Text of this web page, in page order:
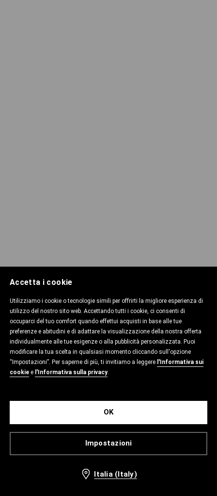
Accetta i cookie
Utilizziamo i cookie o tecnologie simili per offrirti la migliore esperienza di
utilizzo del nostro sito web. Accettando tutti i cookie, ci consenti di
occuparci del tuo comfort quando effettui acquisti in base alle tue
preferenze e abitudini e di adattare la visualizzazione della nostra offerta
individualmente alle tue esigenze o alla pubblicità personalizzata. Puoi
modificare la tua scelta in qualsiasi momento cliccando sull'opzione
“Impostazioni”. Per saperne di più, ti invitiamo a leggere l'Informativa sui
cookie e l'Informativa sulla privacy.
Impostazioni
OK
Italia (Italy)